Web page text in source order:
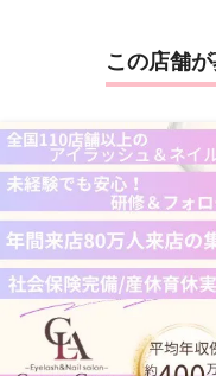
この店舗